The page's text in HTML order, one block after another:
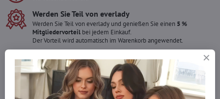
Werden Sie Teil von everlady
Werden Sie Teil von everlady und genießen Sie einen 5 %
Mitgliedervorteil bei jedem Einkauf.
Der Vorteil wird automatisch im Warenkorb angewendet.
Möchten Sie mehr bestellen ?
Zögern Sie nicht, uns zu kontaktieren, wir füllen die Ware für Sie